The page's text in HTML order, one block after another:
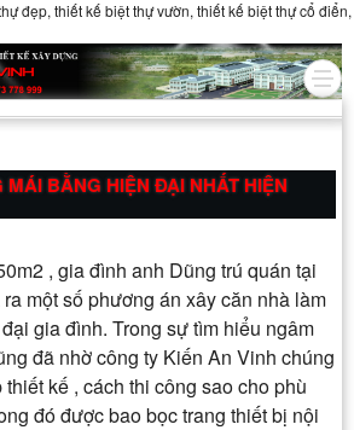
đẹp, thiết kế biệt thự vườn, thiết kế biệt thự cổ điển,
MÁI BẰNG HIỆN ĐẠI NHẤT HIỆN
, gia đình anh Dũng trú quán tại
một số phương án xây căn nhà làm
gia đình. Trong sự tìm hiểu ngâm
đã nhờ công ty Kiến An Vinh chúng
kế , cách thi công sao cho phù
đó được bao bọc trang thiết bị nội